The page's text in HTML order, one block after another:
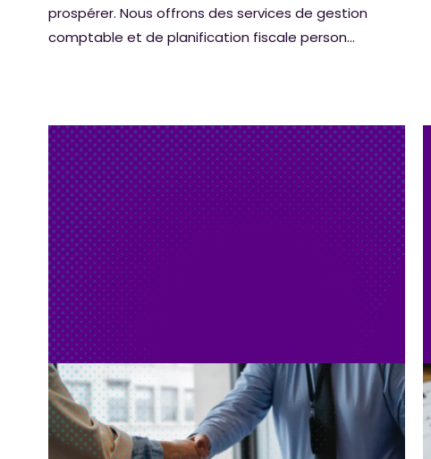
prospérer. Nous offrons des services de gestion
comptable et de planification fiscale person...